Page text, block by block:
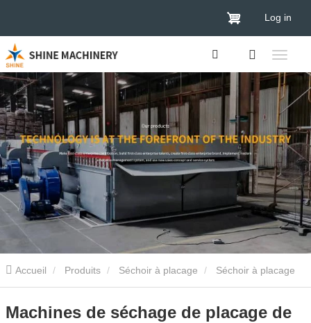
Log in
Accueil Produits Séchoir à placage Séchoir à placage
de contreplaqué Machines de séchage de placage de bois -
Machines de séchage de placage de